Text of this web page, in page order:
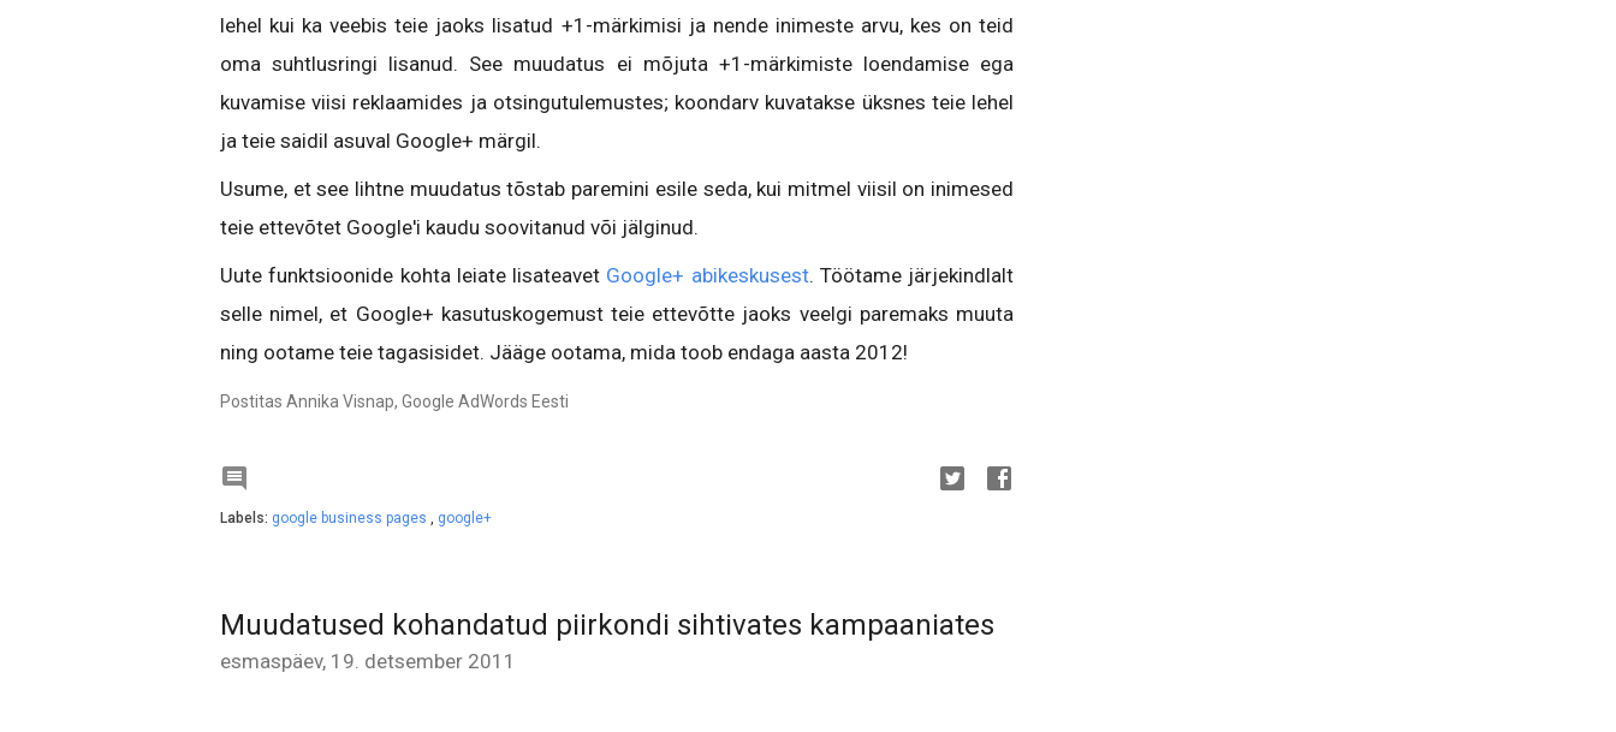
lehel kui ka veebis teie jaoks lisatud +1-märkimisi ja nende inimeste arvu, kes on teid
oma suhtlusringi lisanud. See muudatus ei mõjuta +1-märkimiste loendamise ega
kuvamise viisi reklaamides ja otsingutulemustes; koondarv kuvatakse üksnes teie lehel
ja teie saidil asuval Google+ märgil.
Usume, et see lihtne muudatus tõstab paremini esile seda, kui mitmel viisil on inimesed
teie ettevõtet Google'i kaudu soovitanud või jälginud.
Uute funktsioonide kohta leiate lisateavet Google+ abikeskusest. Töötame järjekindlalt
selle nimel, et Google+ kasutuskogemust teie ettevõtte jaoks veelgi paremaks muuta
ning ootame teie tagasisidet. Jääge ootama, mida toob endaga aasta 2012!
Postitas Annika Visnap, Google AdWords Eesti

Labels: google business pages , google+
Muudatused kohandatud piirkondi sihtivates kampaaniates
esmaspäev, 19. detsember 2011